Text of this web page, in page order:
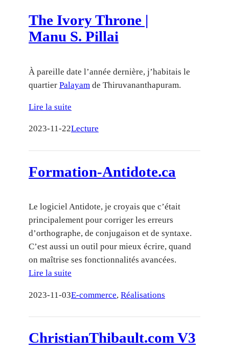
The Ivory Throne |
Manu S. Pillai
À pareille date l’année dernière, j’habitais le
quartier Palayam de Thiruvananthapuram.
Lire la suite
2023-11-22Lecture
Formation-Antidote.ca
Le logiciel Antidote, je croyais que c’était
principalement pour corriger les erreurs
d’orthographe, de conjugaison et de syntaxe.
C’est aussi un outil pour mieux écrire, quand
on maîtrise ses fonctionnalités avancées.
Lire la suite
2023-11-03E-commerce, Réalisations
ChristianThibault.com V3